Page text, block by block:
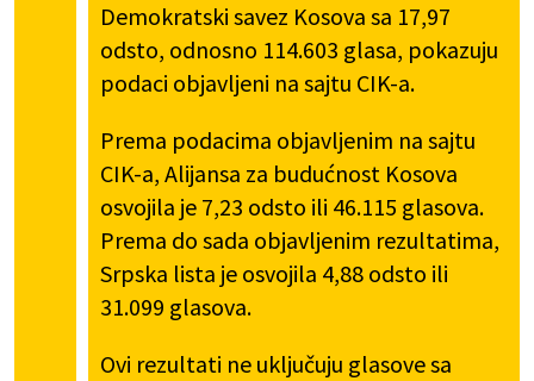
Demokratski savez Kosova sa 17,97
odsto, odnosno 114.603 glasa, pokazuju
podaci objavljeni na sajtu CIK-a.
Prema podacima objavljenim na sajtu
CIK-a, Alijansa za budućnost Kosova
osvojila je 7,23 odsto ili 46.115 glasova.
Prema do sada objavljenim rezultatima,
Srpska lista je osvojila 4,88 odsto ili
31.099 glasova.
Ovi rezultati ne uključuju glasove sa